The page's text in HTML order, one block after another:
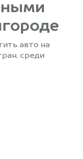
авто на
среди